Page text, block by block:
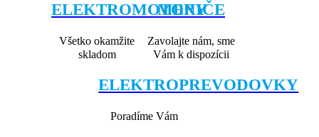
ELEKTROMOTORY
Všetko okamžite
skladom
MENIČE
Zavolajte nám, sme
Vám k dispozícii
ELEKTROPREVODOVKY
Poradíme Vám